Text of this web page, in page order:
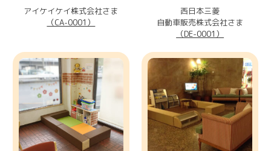
アイケイケイ株式会社さま
（CA-0001）
西日本三菱
自動車販売株式会社さま
（DE-0001）